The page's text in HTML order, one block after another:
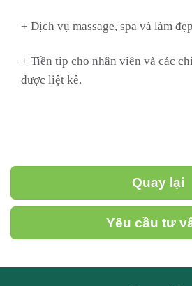
+ Dịch vụ massage, spa và làm
+ Tiền tip cho nhân viên và các
được liệt kê.
Quay lại
Yêu cầu tư